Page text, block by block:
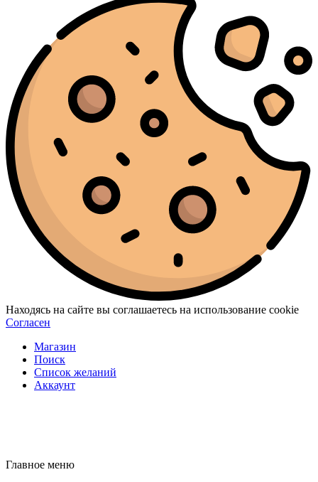
Находясь на сайте вы соглашаетесь на использование cookie
Согласен
Магазин
Поиск
Список желаний
Аккаунт
Главное меню